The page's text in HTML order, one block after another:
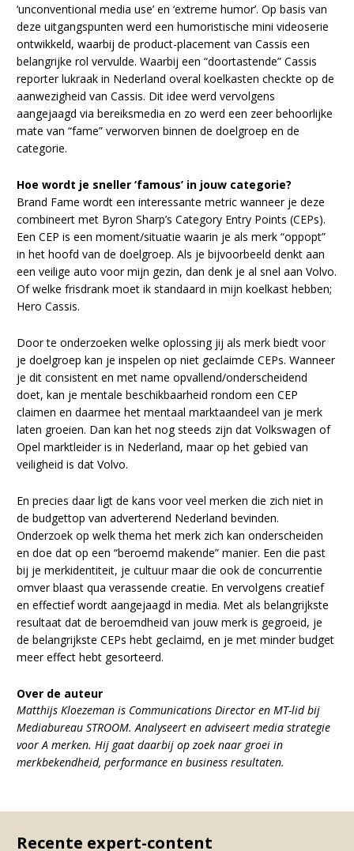
‘unconventional media use’ en ‘extreme humor’. Op basis van
deze uitgangspunten werd een humoristische mini videoserie
ontwikkeld, waarbij de product-placement van Cassis een
belangrijke rol vervulde. Waarbij een “doortastende” Cassis
reporter lukraak in Nederland overal koelkasten checkte op de
aanwezigheid van Cassis. Dit idee werd vervolgens
aangejaagd via bereiksmedia en zo werd een zeer behoorlijke
mate van “fame” verworven binnen de doelgroep en de
categorie.
Hoe wordt je sneller ‘famous’ in jouw categorie?
Brand Fame wordt een interessante metric wanneer je deze
combineert met Byron Sharp’s Category Entry Points (CEPs).
Een CEP is een moment/situatie waarin je als merk “oppopt”
in het hoofd van de doelgroep. Als je bijvoorbeeld denkt aan
een veilige auto voor mijn gezin, dan denk je al snel aan Volvo.
Of welke frisdrank moet ik standaard in mijn koelkast hebben;
Hero Cassis.
Door te onderzoeken welke oplossing jij als merk biedt voor
je doelgroep kan je inspelen op niet geclaimde CEPs. Wanneer
je dit consistent en met name opvallend/onderscheidend
doet, kan je mentale beschikbaarheid rondom een CEP
claimen en daarmee het mentaal marktaandeel van je merk
laten groeien. Dan kan het nog steeds zijn dat Volkswagen of
Opel marktleider is in Nederland, maar op het gebied van
veiligheid is dat Volvo.
En precies daar ligt de kans voor veel merken die zich niet in
de budgettop van adverterend Nederland bevinden.
Onderzoek op welk thema het merk zich kan onderscheiden
en doe dat op een “beroemd makende” manier. Een die past
bij je merkidentiteit, je cultuur maar die ook de concurrentie
omver blaast qua verassende creatie. En vervolgens creatief
en effectief wordt aangejaagd in media. Met als belangrijkste
resultaat dat de beroemdheid van jouw merk is gegroeid, je
de belangrijkste CEPs hebt geclaimd, en je met minder budget
meer effect hebt gesorteerd.
Over de auteur
Matthijs Kloezeman is Communications Director en MT-lid bij
Mediabureau STROOM. Analyseert en adviseert media strategie
voor A merken. Hij gaat daarbij op zoek naar groei in
merkbekendheid, performance en business resultaten.
Recente expert-content